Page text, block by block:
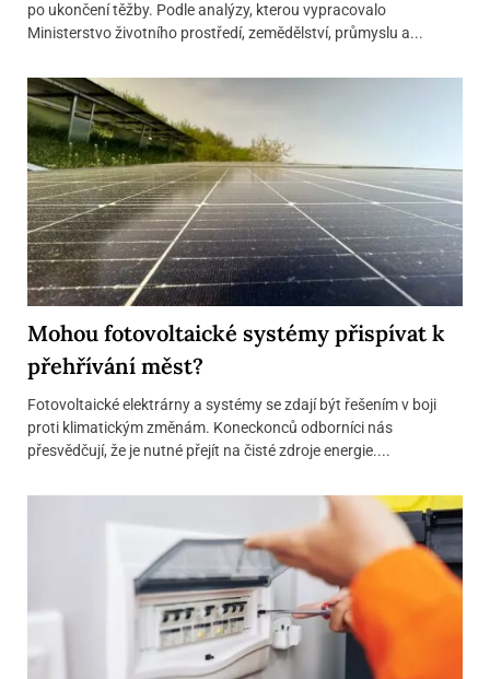
po ukončení těžby. Podle analýzy, kterou vypracovalo
Ministerstvo životního prostředí, zemědělství, průmyslu a...
Mohou fotovoltaické systémy přispívat k
přehřívání měst?
Fotovoltaické elektrárny a systémy se zdají být řešením v boji
proti klimatickým změnám. Koneckonců odborníci nás
přesvědčují, že je nutné přejít na čisté zdroje energie....